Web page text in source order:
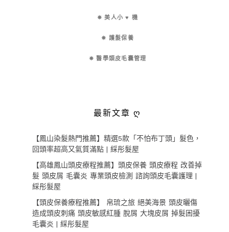
✵ 美人小 ♥ 機
✵ 護髮保養
✵ 醫學頭皮毛囊管理
最新文章 ღ
【鳳山染髮熱門推薦】精選5款「不怕布丁頭」髮色，
回頭率超高又氣質滿點 | 綵彤髮屋
【高雄鳳山頭皮療程推薦】頭皮保養 頭皮療程 改善掉
髮 頭皮屑 毛囊炎 專業頭皮檢測 諮詢頭皮毛囊護理 |
綵彤髮屋
【頭皮保養療程推薦】 帛琉之旅 絕美海景 頭皮曬傷
造成頭皮刺痛 頭皮敏感紅腫 脫屑 大塊皮屑 掉髮困擾
毛囊炎 | 綵彤髮屋